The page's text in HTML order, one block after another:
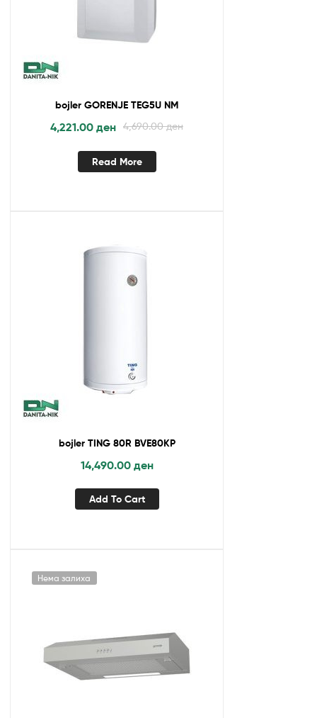
bojler GORENJE TEG5U NM
4,690.00ден
4,221.00ден
Read More
bojler TING 80R BVE80KP
14,490.00 ден
Add To Cart
Нема залиха